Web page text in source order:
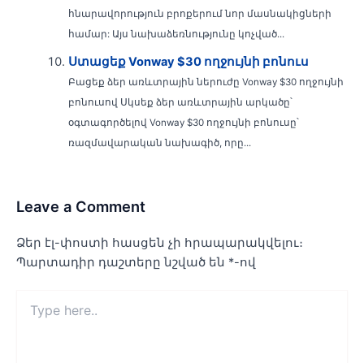
հնարավորություն բրոքերում նոր մասնակիցների
համար: Այս նախաձեռնությունը կոչված...
Ստացեք Vonway $30 ողջույնի բոնուս
Բացեք ձեր առևտրային ներուժը Vonway $30 ողջույնի
բոնուսով Սկսեք ձեր առևտրային արկածը՝
օգտագործելով Vonway $30 ողջույնի բոնուսը՝
ռազմավարական նախագիծ, որը...
Leave a Comment
Ձեր էլ-փոստի հասցեն չի հրապարակվելու։
Պարտադիր դաշտերը նշված են *-ով
here..